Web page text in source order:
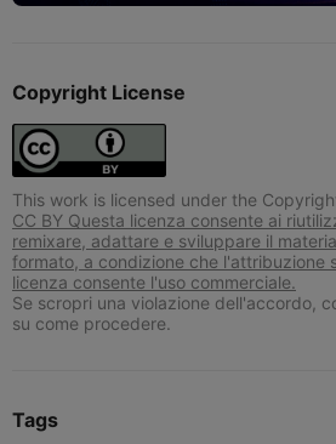
Copyright License
This work is licensed under the
CC BY Questa licenza consente ai
remixare, adattare e sviluppare il
formato, a condizione che l'attribuzione
licenza consente l'uso commerciale.
Se scropri una violazione dell'accordo,
su come procedere.
Tags